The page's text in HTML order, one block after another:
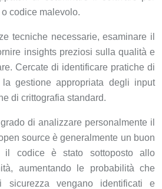
codice malevolo.
tecniche necessarie, esaminare il
insights preziosi sulla qualità e
Cercate di identificare pratiche di
gestione appropriata degli input
di crittografia standard.
di analizzare personalmente il
source è generalmente un buon
il codice è stato sottoposto allo
aumentando le probabilità che
sicurezza vengano identificati e